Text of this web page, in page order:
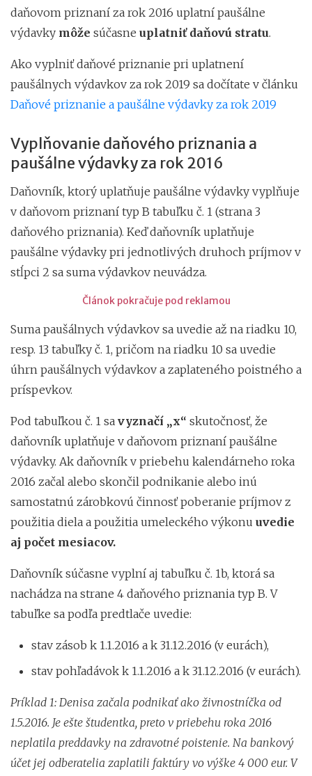
daňovom priznaní za rok 2016 uplatní paušálne
výdavky môže súčasne uplatniť daňovú stratu.
Ako vyplniť daňové priznanie pri uplatnení
paušálnych výdavkov za rok 2019 sa dočítate v článku
Daňové priznanie a paušálne výdavky za rok 2019
Vyplňovanie daňového priznania a
paušálne výdavky za rok 2016
Daňovník, ktorý uplatňuje paušálne výdavky vyplňuje
v daňovom priznaní typ B tabuľku č. 1 (strana 3
daňového priznania). Keď daňovník uplatňuje
paušálne výdavky pri jednotlivých druhoch príjmov v
stĺpci 2 sa suma výdavkov neuvádza.
Článok pokračuje pod reklamou
Suma paušálnych výdavkov sa uvedie až na riadku 10,
resp. 13 tabuľky č. 1, pričom na riadku 10 sa uvedie
úhrn paušálnych výdavkov a zaplateného poistného a
príspevkov.
Pod tabuľkou č. 1 sa vyznačí „x“ skutočnosť, že
daňovník uplatňuje v daňovom priznaní paušálne
výdavky. Ak daňovník v priebehu kalendárneho roka
2016 začal alebo skončil podnikanie alebo inú
samostatnú zárobkovú činnosť poberanie príjmov z
použitia diela a použitia umeleckého výkonu uvedie
aj počet mesiacov.
Daňovník súčasne vyplní aj tabuľku č. 1b, ktorá sa
nachádza na strane 4 daňového priznania typ B. V
tabuľke sa podľa predtlače uvedie:
stav zásob k 1.1.2016 a k 31.12.2016 (v eurách),
stav pohľadávok k 1.1.2016 a k 31.12.2016 (v eurách).
Príklad 1: Denisa začala podnikať ako živnostníčka od
1.5.2016. Je ešte študentka, preto v priebehu roka 2016
neplatila preddavky na zdravotné poistenie. Na bankový
účet jej odberatelia zaplatili faktúry vo výške 4 000 eur. V